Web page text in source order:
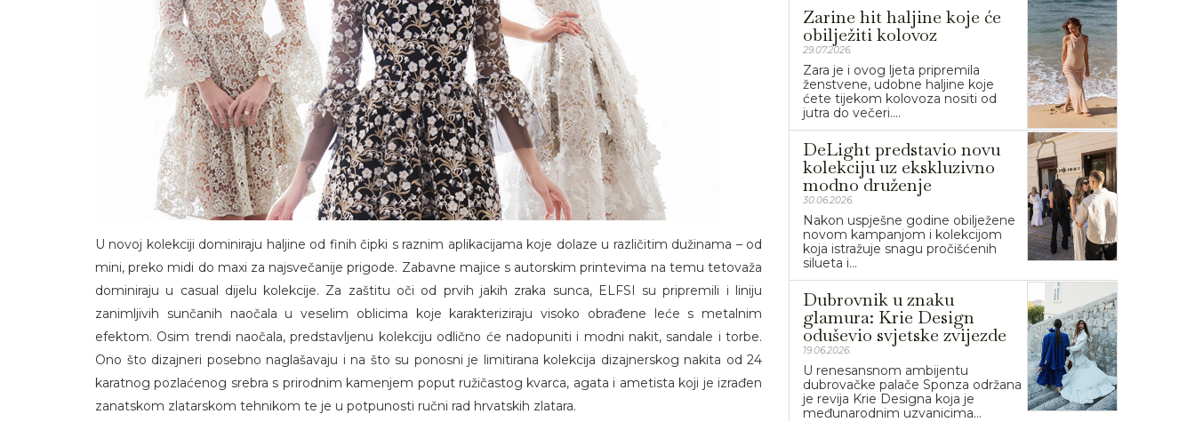
U novoj kolekciji dominiraju haljine od finih čipki s raznim aplikacijama koje dolaze u različitim dužinama – od
mini, preko midi do maxi za najsvečanije prigode. Zabavne majice s autorskim printevima na temu tetovaža
dominiraju u casual dijelu kolekcije. Za zaštitu oči od prvih jakih zraka sunca, ELFSI su pripremili i liniju
zanimljivih sunčanih naočala u veselim oblicima koje karakteriziraju visoko obrađene leće s metalnim
efektom. Osim trendi naočala, predstavljenu kolekciju odlično će nadopuniti i modni nakit, sandale i torbe.
Ono što dizajneri posebno naglašavaju i na što su ponosni je limitirana kolekcija dizajnerskog nakita od 24
karatnog pozlaćenog srebra s prirodnim kamenjem poput ružičastog kvarca, agata i ametista koji je izrađen
zanatskom zlatarskom tehnikom te je u potpunosti ručni rad hrvatskih zlatara.
Zarine hit haljine koje će
obilježiti kolovoz
29.07.2026.
Zara je i ovog ljeta pripremila
ženstvene, udobne haljine koje
ćete tijekom kolovoza nositi od
jutra do večeri....
DeLight predstavio novu
kolekciju uz ekskluzivno
modno druženje
30.06.2026.
Nakon uspješne godine obilježene
novom kampanjom i kolekcijom
koja istražuje snagu pročišćenih
silueta i...
Dubrovnik u znaku
glamura: Krie Design
oduševio svjetske zvijezde
19.06.2026.
U renesansnom ambijentu
dubrovačke palače Sponza održana
je revija Krie Designa koja je
međunarodnim uzvanicima...